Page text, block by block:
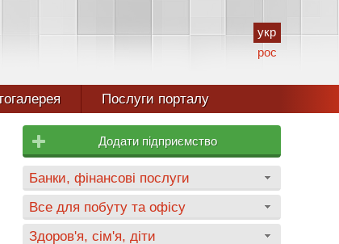
укр
рос
Послуги порталу
Додати підприємство
Банки, фінансові послуги
Все для побуту та офісу
Здоров'я, сім'я, діти